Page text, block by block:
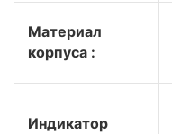
Материал
корпуса :
Индикатор